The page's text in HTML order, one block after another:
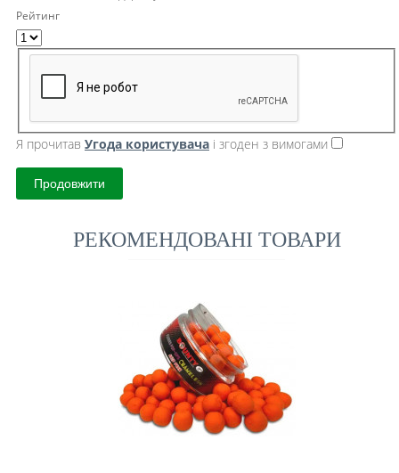
Рейтинг
Я прочитав Угода користувача і згоден з вимогами
Продовжити
РЕКОМЕНДОВАНІ ТОВАРИ